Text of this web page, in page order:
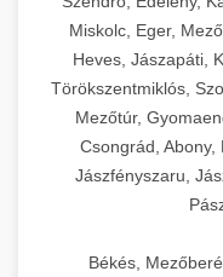
Miskolc, Eger,
Heves, Jászapáti,
Törökszentmiklós,
Mezőtúr,
Csongrád, Abony,
Jászfényszaru,
Békés,